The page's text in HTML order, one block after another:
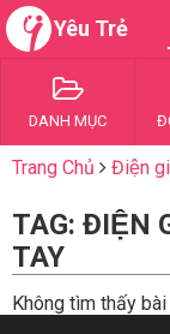
Yêu Trẻ
DANH MỤC
Trang Chủ Điện
TAG: ĐIỆN
TAY
Không tìm thấy